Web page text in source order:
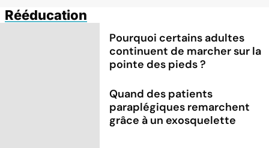
Rééducation
Pourquoi certains adultes
continuent de marcher sur la
pointe des pieds ?
Quand des patients
paraplégiques remarchent
grâce à un exosquelette